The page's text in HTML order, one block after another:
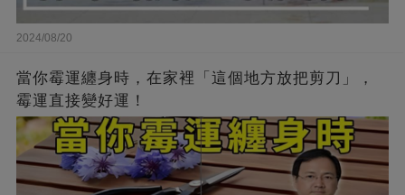
2024/08/20
當你霉運纏身時，在家裡「這個地方放把剪刀」，
霉運直接變好運！